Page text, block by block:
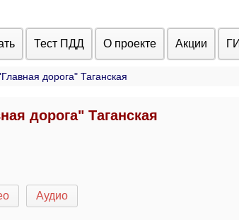
Тест ПДД О проекте Акции
дорога" Таганская
дорога" Таганская
Аудио